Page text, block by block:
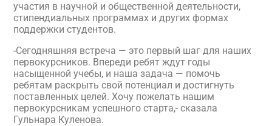
участия в научной и общественной деятельности,
стипендиальных программах и других формах
поддержки студентов.
-Сегодняшняя встреча — это первый шаг для наших
первокурсников. Впереди ребят ждут годы
насыщенной учебы, и наша задача — помочь
ребятам раскрыть свой потенциал и достигнуть
поставленных целей. Хочу пожелать нашим
первокурсникам успешного старта,- сказала
Гульнара Куленова.